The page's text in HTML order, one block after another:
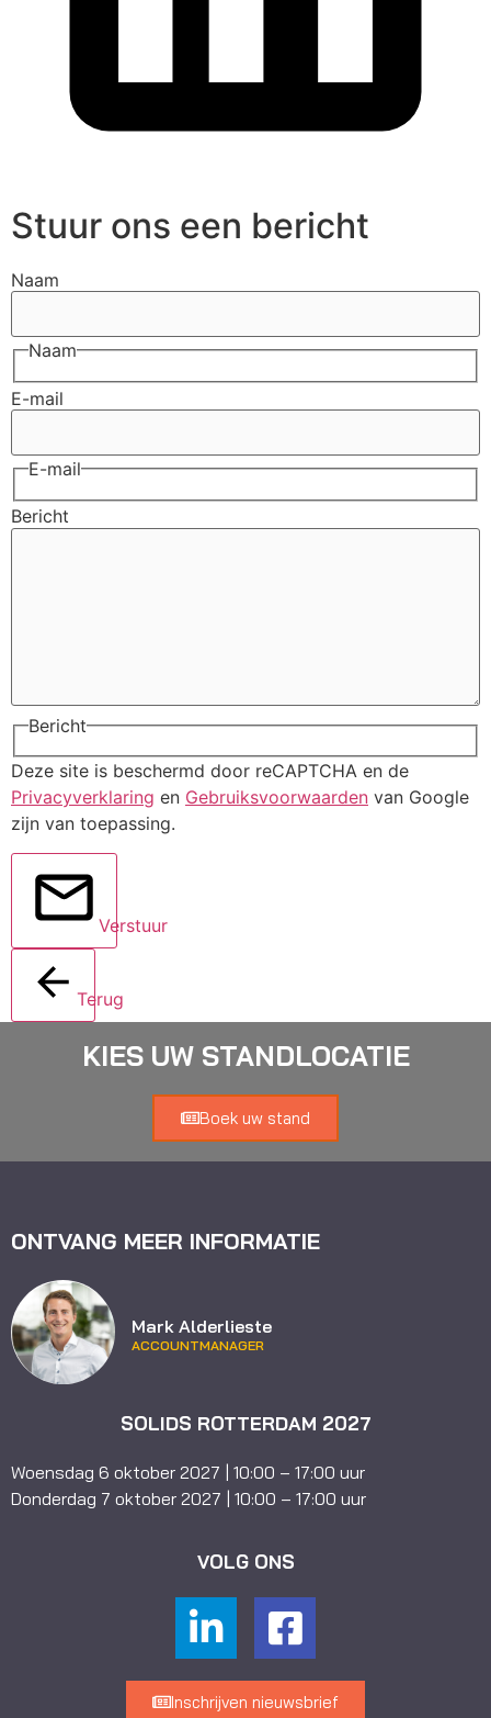
Stuur ons een bericht
Naam
Naam
E-mail
E-mail
Bericht
Bericht
Deze site is beschermd door reCAPTCHA en de
Privacyverklaring en Gebruiksvoorwaarden van Google
zijn van toepassing.
Verstuur
Terug
KIES UW STANDLOCATIE
Boek uw stand
ONTVANG MEER INFORMATIE
Mark Alderlieste
ACCOUNTMANAGER
SOLIDS ROTTERDAM 2027
Woensdag 6 oktober 2027 | 10:00 – 17:00 uur
Donderdag 7 oktober 2027 | 10:00 – 17:00 uur
VOLG ONS
Inschrijven nieuwsbrief